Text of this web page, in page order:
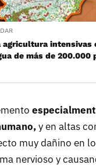
agricultura intensivas
de más de 200.000
y en altas
muy dañino en
nervioso y